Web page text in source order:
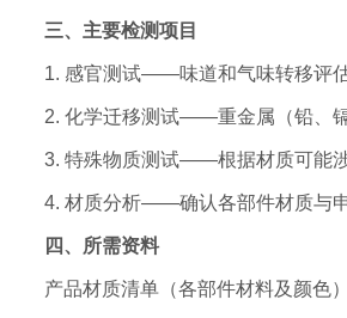
三、主要检测项目
1. 感官测试——味道和气味转移评
2. 化学迁移测试——重金属（铅、
3. 特殊物质测试——根据材质可能
4. 材质分析——确认各部件材质与
四、所需资料
产品材质清单（各部件材料及颜色）